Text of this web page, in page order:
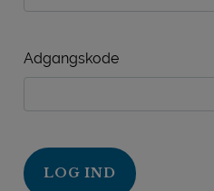
Adgangskode
LOG IND